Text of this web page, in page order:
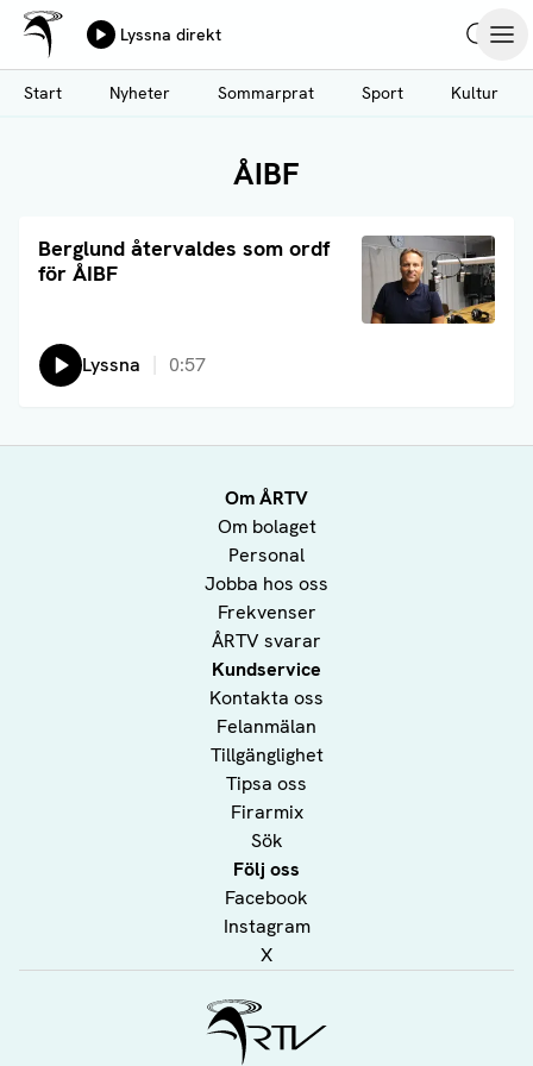
Hoppa
till
huvudinnehåll
Ålands Radio & TV
Lyssna direkt
Start
Nyheter Sommarprat Sport Kultur
ÅIBF
Berglund återvaldes som ordf
för ÅIBF
Läs artikel
Lyssna 0:57
Om ÅRTV
Om bolaget
Personal
Jobba hos oss
Frekvenser
ÅRTV svarar
Kundservice
Kontakta oss
Felanmälan
Tillgänglighet
Tipsa oss
Firarmix
Sök
Följ oss
Facebook
Instagram
X